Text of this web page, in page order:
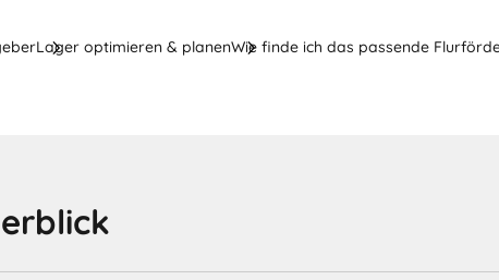
Lager optimieren & planenWie finde ich das passende